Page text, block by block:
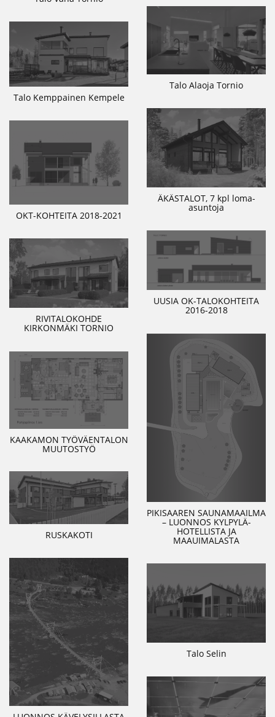
Talo Alaoja Tornio
Talo Kemppainen Kempele
ÄKÄSTALOT, 7 kpl loma-
asuntoja
OKT-KOHTEITA 2018-2021
UUSIA OK-TALOKOHTEITA
2016-2018
RIVITALOKOHDE
KIRKONMÄKI TORNIO
PIKISAAREN SAUNAMAAILMA
– LUONNOS KYLPYLÄ-
HOTELLISTA JA
MAAUIMALASTA
KAAKAMON TYÖVÄENTALON
MUUTOSTYÖ
RUSKAKOTI
Talo Selin